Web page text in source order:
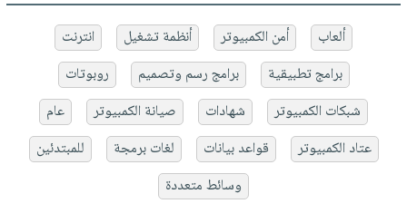
ألعاب أمن الكمبيوتر أنظمة تشغيل
انترنت
برامج تطبيقية
برامج رسم وتصميم
روبوتات
شبكات الكمبيوتر
شهادات صيانة الكمبيوتر
عام
عتاد الكمبيوتر
قواعد بيانات لغات برمجة
للمبتدئين
وسائط متعددة